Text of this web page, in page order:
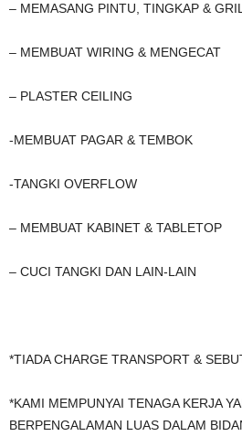
– MEMASANG PINTU, TINGKAP &
– MEMBUAT WIRING & MENGECAT
– PLASTER CEILING
-MEMBUAT PAGAR & TEMBOK
-TANGKI OVERFLOW
– MEMBUAT KABINET & TABLETOP
– CUCI TANGKI DAN LAIN-LAIN
*TIADA CHARGE TRANSPORT &
*KAMI MEMPUNYAI TENAGA KERJA
BERPENGALAMAN LUAS DALAM